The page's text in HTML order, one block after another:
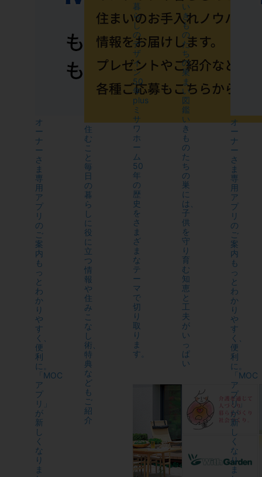
オ
ー
ナ
ー
さ
ま
専
用
ア
プ
リ
の
ご
案
内
も
っ
と
わ
か
り
や
す
く、
便
利
に。
「MOC
ア
プ
リ」
が
新
し
く
な
り
ま
住
む
こ
と
毎
日
の
暮
ら
し
に
役
に
立
つ
情
報
や
住
み
こ
な
し
術、
特
典
な
ど
も
ご
紹
介
暮
ら
し
の
デ
ザ
イ
ン
50
年
plus
ミ
サ
ワ
ホ
ー
ム
50
年
の
歴
史
を
さ
ま
ざ
ま
な
テ
ー
マ
で
切
り
取
り
ま
す。
い
き
も
の
た
ち
の
巣
ま
い
図
鑑
い
き
も
の
た
ち
の
巣
に
は、
子
供
を
守
り
育
む
知
恵
と
工
夫
が
い
っ
ぱ
い
オ
ー
ナ
ー
さ
ま
専
用
ア
プ
リ
の
ご
案
内
も
っ
と
わ
か
り
や
す
く、
便
利
に。
「MOC
ア
プ
リ」
が
新
し
く
な
り
ま